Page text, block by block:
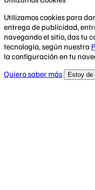
Utilizamos cookies para
entrega de publicidad,
navegando el sitio, das tu
tecnología, según nuestra
la configuración en tu
Quiero saber más
Estoy de